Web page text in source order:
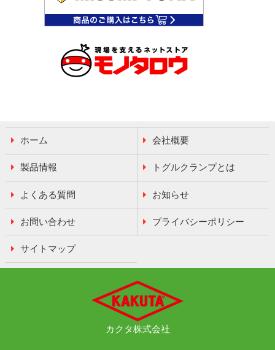
ホーム 会社概要
製品情報 トグルクランプとは
よくある質問 お知らせ
お問い合わせ プライバシーポリシー
サイトマップ
カクタ株式会社